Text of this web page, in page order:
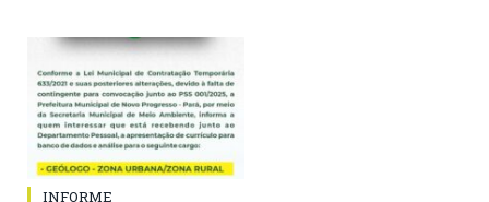
INFORME